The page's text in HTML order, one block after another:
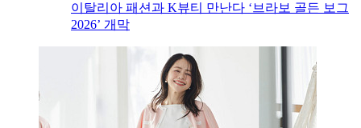
이탈리아 패션과 K뷰티 만난다 ‘브라보 골든 보그
2026’ 개막